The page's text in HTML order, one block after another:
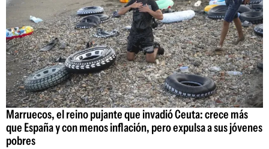
Marruecos, el reino pujante que invadió Ceuta: crece más
que España y con menos inflación, pero expulsa a sus jóvenes
pobres